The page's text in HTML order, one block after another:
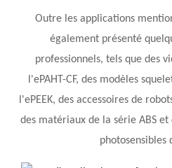
Outre les applications
également présenté
professionnels, tels que des
l'ePAHT-CF, des modèles
l'ePEEK, des accessoires de
des matériaux de la série ABS
photosensibles